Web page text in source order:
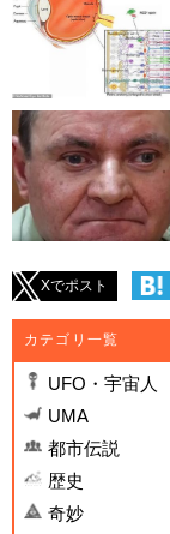
Xでポスト
カテゴリ一覧
UFO・宇宙人
UMA
都市伝説
歴史
奇妙